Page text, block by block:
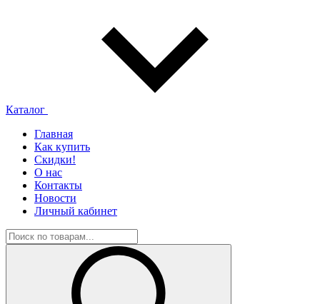
Каталог
Главная
Как купить
Скидки!
О нас
Контакты
Новости
Личный кабинет